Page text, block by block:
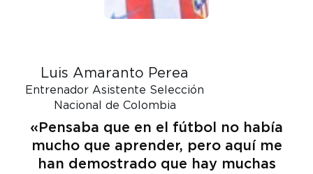
Luis Amaranto Perea
Entrenador Asistente Selección
Nacional de Colombia
«Pensaba que en el fútbol no había
mucho que aprender, pero aquí me
han demostrado que hay muchas